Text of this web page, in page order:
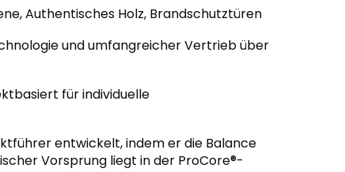
Authentisches Holz, Brandschutztüren
und umfangreicher Vertrieb über
für individuelle
entwickelt, indem er die Balance
Vorsprung liegt in der ProCore®-